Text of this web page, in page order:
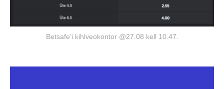
Betsafe’i kihlveokontor @27.08 kell 10.47.